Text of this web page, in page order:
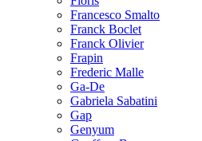
Francesco Smalto
Franck Boclet
Franck Olivier
Frapin
Frederic Malle
Ga-De
Gabriela Sabatini
Gap
Genyum